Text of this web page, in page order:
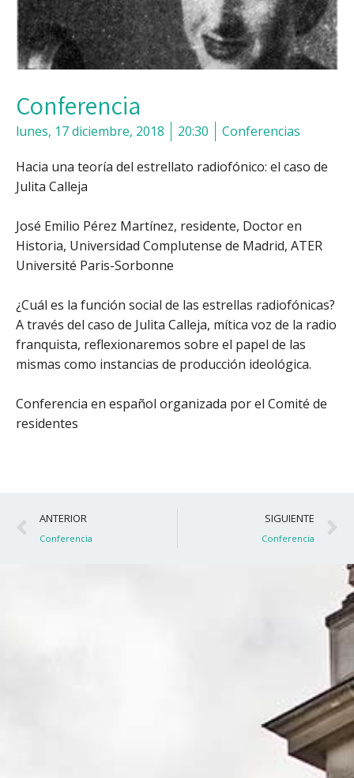
Conferencia
lunes, 17 diciembre, 2018 20:30 Conferencias
Hacia una teoría del estrellato radiofónico: el caso de
Julita Calleja
José Emilio Pérez Martínez, residente, Doctor en
Historia, Universidad Complutense de Madrid, ATER
Université Paris-Sorbonne
¿Cuál es la función social de las estrellas radiofónicas?
A través del caso de Julita Calleja, mítica voz de la radio
franquista, reflexionaremos sobre el papel de las
mismas como instancias de producción ideológica.
Conferencia en español organizada por el Comité de
residentes
Ant
ANTERIOR
Conferencia
SIGUIENTE
Conferencia